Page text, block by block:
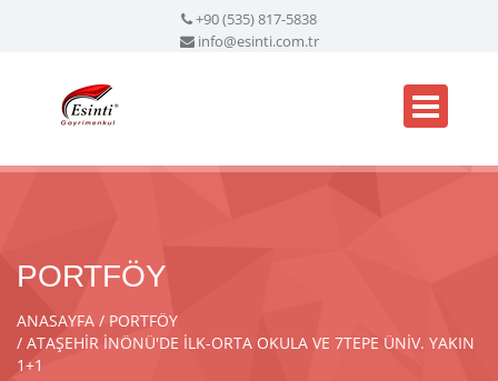
+90 (535) 817-5838
info@esinti.com.tr
PORTFÖY
ANASAYFA
PORTFÖY
ATAŞEHİR İNÖNÜ'DE İLK-ORTA OKULA VE 7TEPE ÜNİV. YAKIN
1+1